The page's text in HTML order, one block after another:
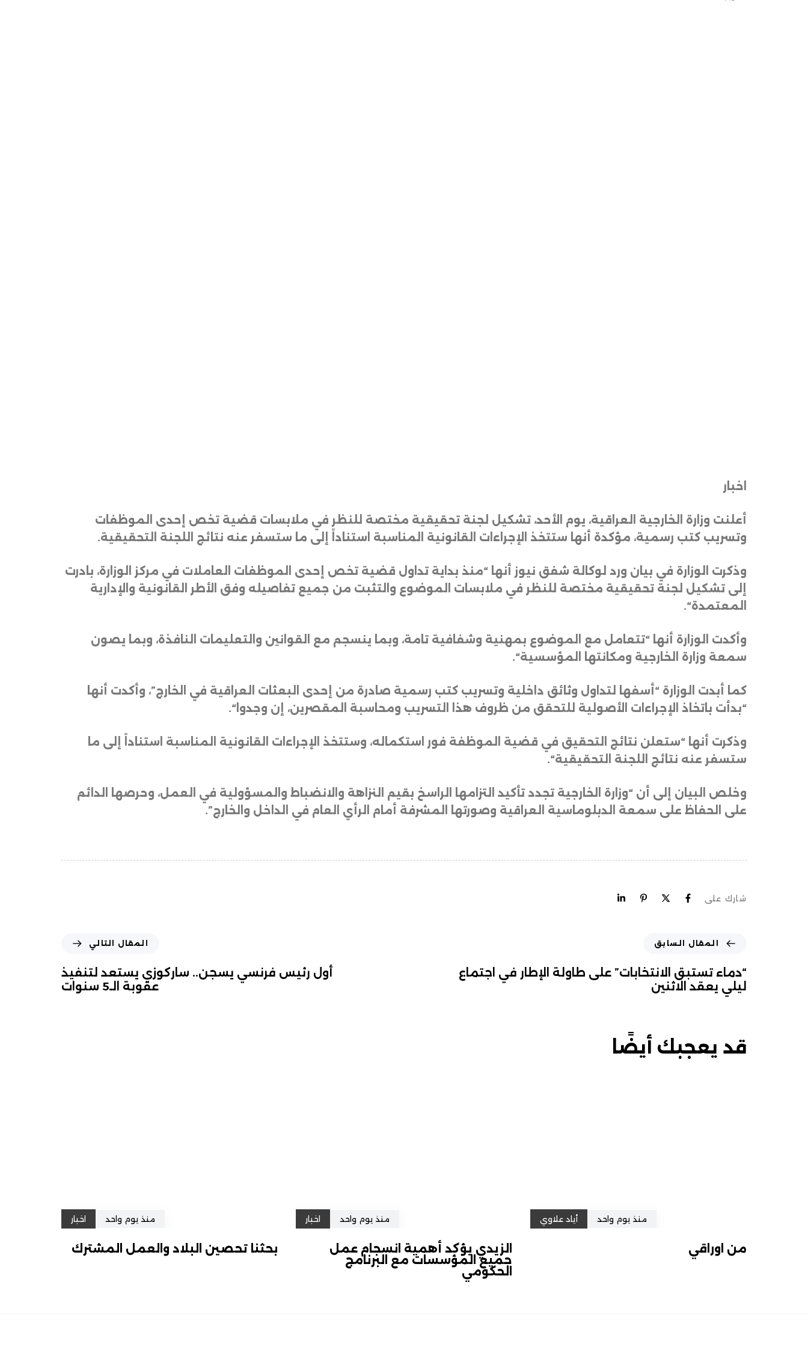
اخبار
أعلنت وزارة الخارجية العراقية، يوم الأحد، تشكيل لجنة تحقيقية مختصة للنظر في ملابسات قضية تخص إحدى الموظفات
وتسريب كتب رسمية، مؤكدة أنها ستتخذ الإجراءات القانونية المناسبة استناداً إلى ما ستسفر عنه نتائج اللجنة التحقيقية.
وذكرت الوزارة في بيان ورد لوكالة شفق نيوز أنها “منذ بداية تداول قضية تخص إحدى الموظفات العاملات في مركز الوزارة، بادرت
إلى تشكيل لجنة تحقيقية مختصة للنظر في ملابسات الموضوع والتثبت من جميع تفاصيله وفق الأطر القانونية والإدارية
المعتمدة“.
وأكدت الوزارة أنها “تتعامل مع الموضوع بمهنية وشفافية تامة، وبما ينسجم مع القوانين والتعليمات النافذة، وبما يصون
سمعة وزارة الخارجية ومكانتها المؤسسية“.
كما أبدت الوزارة “أسفها لتداول وثائق داخلية وتسريب كتب رسمية صادرة من إحدى البعثات العراقية في الخارج”، وأكدت أنها
“بدأت باتخاذ الإجراءات الأصولية للتحقق من ظروف هذا التسريب ومحاسبة المقصرين، إن وجدوا “.
وذكرت أنها “ستعلن نتائج التحقيق في قضية الموظفة فور استكماله، وستتخذ الإجراءات القانونية المناسبة استناداً إلى ما
ستسفر عنه نتائج اللجنة التحقيقية“.
وخلص البيان إلى أن “وزارة الخارجية تجدد تأكيد التزامها الراسخ بقيم النزاهة والانضباط والمسؤولية في العمل، وحرصها الدائم
على الحفاظ على سمعة الدبلوماسية العراقية وصورتها المشرفة أمام الرأي العام في الداخل والخارج”.
شارك على
المقال السابق
“دماء تستبق الانتخابات” على طاولة الإطار في اجتماع
ليلي يعقد الاثنين
المقال التالي
أول رئيس فرنسي يسجن.. ساركوزي يستعد لتنفيذ
عقوبة الـ5 سنوات
قد يعجبك أيضًا
منذ يوم واحد أياد علاوي
من اوراقي
منذ يوم واحد اخبار
الزيدي يؤكد أهمية انسجام عمل
جميع المؤسسات مع البرنامج
الحكومي
منذ يوم واحد اخبار
بحثنا تحصين البلاد والعمل المشترك